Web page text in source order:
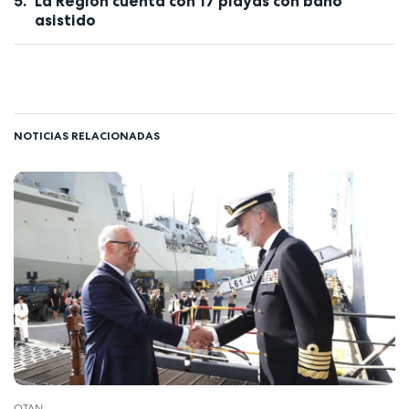
asistido
NOTICIAS RELACIONADAS